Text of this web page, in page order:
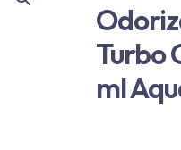
Turbo
ml